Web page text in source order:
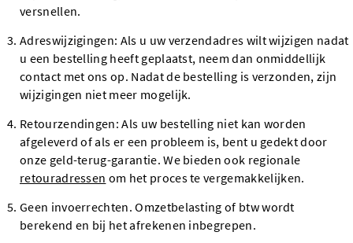
versnellen.
Adreswijzigingen: Als u uw verzendadres wilt wijzigen nadat
u een bestelling heeft geplaatst, neem dan onmiddellijk
contact met ons op. Nadat de bestelling is verzonden, zijn
wijzigingen niet meer mogelijk.
Retourzendingen: Als uw bestelling niet kan worden
afgeleverd of als er een probleem is, bent u gedekt door
onze geld-terug-garantie. We bieden ook regionale
retouradressen om het proces te vergemakkelijken.
Geen invoerrechten. Omzetbelasting of btw wordt
berekend en bij het afrekenen inbegrepen.